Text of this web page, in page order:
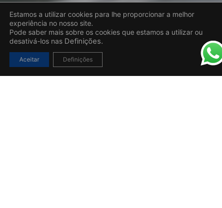
Estamos a utilizar cookies para lhe proporcionar a melhor
experiência no nosso site.
Pode saber mais sobre os cookies que estamos a utilizar ou
desativá-los nas Definições.
Aceitar Definições